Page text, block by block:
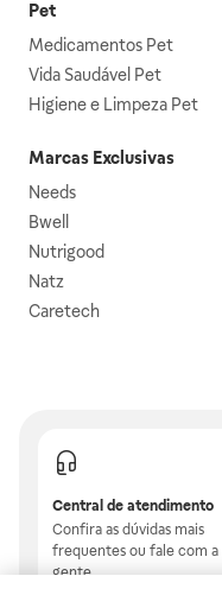
Pet
Medicamentos Pet
Vida Saudável Pet
Higiene e Limpeza Pet
Marcas Exclusivas
Needs
Bwell
Nutrigood
Natz
Caretech
Central de atendimento
Confira as dúvidas mais
frequentes ou fale com a
gente.